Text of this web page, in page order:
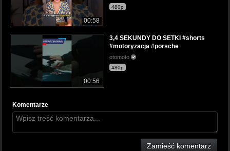
00:58
480p
00:56
3,4 SEKUNDY DO SETKI #shorts
#motoryzacja #porsche
otomoto
480p
Komentarze
Zamieść komentarz